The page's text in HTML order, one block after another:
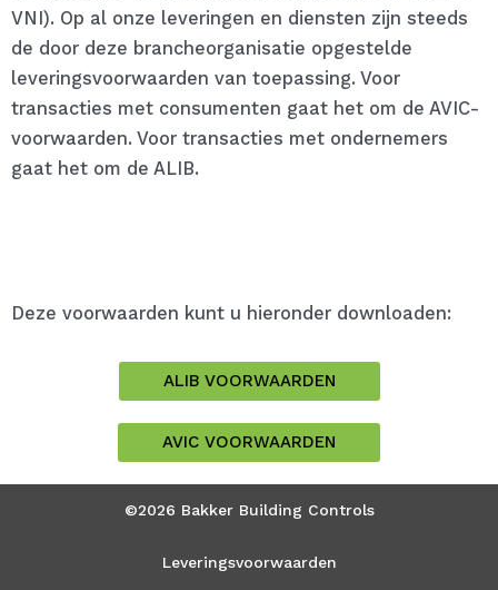
VNI). Op al onze leveringen en diensten zijn steeds
de door deze brancheorganisatie opgestelde
leveringsvoorwaarden van toepassing. Voor
transacties met consumenten gaat het om de AVIC-
voorwaarden. Voor transacties met ondernemers
gaat het om de ALIB.
Deze voorwaarden kunt u hieronder downloaden:
ALIB VOORWAARDEN
AVIC VOORWAARDEN
©2026 Bakker Building Controls
Leveringsvoorwaarden